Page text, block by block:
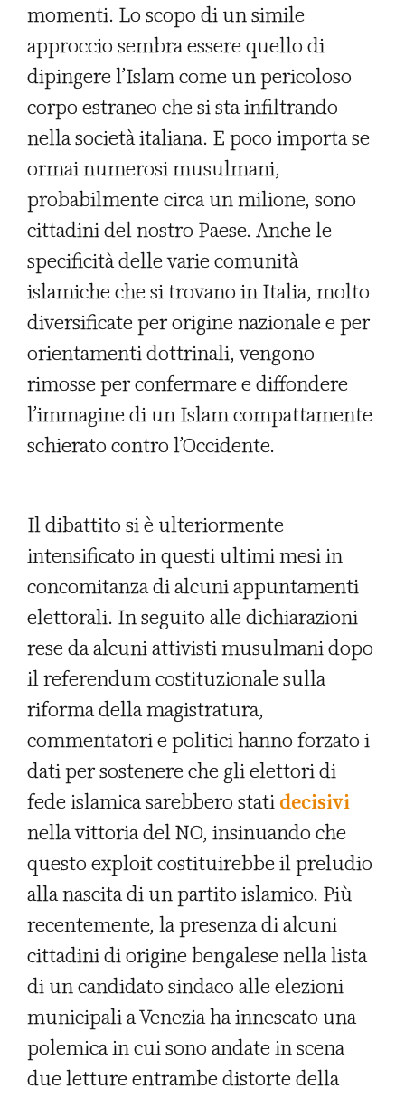
momenti. Lo scopo di un simile
approccio sembra essere quello di
dipingere l’Islam come un pericoloso
corpo estraneo che si sta infiltrando
nella società italiana. E poco importa se
ormai numerosi musulmani,
probabilmente circa un milione, sono
cittadini del nostro Paese. Anche le
specificità delle varie comunità
islamiche che si trovano in Italia, molto
diversificate per origine nazionale e per
orientamenti dottrinali, vengono
rimosse per confermare e diffondere
l’immagine di un Islam compattamente
schierato contro l’Occidente.
Il dibattito si è ulteriormente
intensificato in questi ultimi mesi in
concomitanza di alcuni appuntamenti
elettorali. In seguito alle dichiarazioni
rese da alcuni attivisti musulmani dopo
il referendum costituzionale sulla
riforma della magistratura,
commentatori e politici hanno forzato i
dati per sostenere che gli elettori di
fede islamica sarebbero statidecisivi
nella vittoria del NO, insinuando che
questo exploit costituirebbe il preludio
alla nascita di un partito islamico. Più
recentemente, la presenza di alcuni
cittadini di origine bengalese nella lista
di un candidato sindaco alle elezioni
municipali a Venezia ha innescato una
polemica in cui sono andate in scena
due letture entrambe distorte della